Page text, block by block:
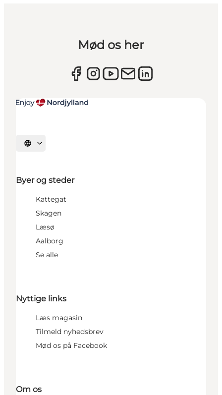
Mød os her
Vælg sprog
Byer og steder
Kattegat
Skagen
Læsø
Aalborg
Se alle
Nyttige links
Læs magasin
Tilmeld nyhedsbrev
Mød os på Facebook
Om os